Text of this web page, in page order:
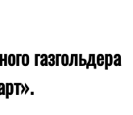
газгольдера